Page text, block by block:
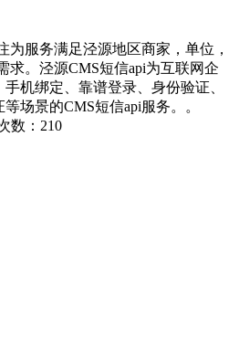
为服务满足泾源地区商家，单位，
求。泾源CMS短信api为互联网企
机绑定、靠谱登录、身份验证、
场景的CMS短信api服务。。
数：210